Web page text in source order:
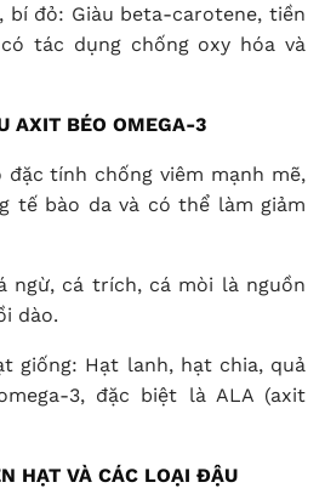
bí đỏ: Giàu beta-carotene, tiền
tác dụng chống oxy hóa và
AXIT BÉO OMEGA-3
tính chống viêm mạnh mẽ,
tế bào da và có thể làm giảm
ngừ, cá trích, cá mòi là nguồn
dào.
giống: Hạt lanh, hạt chia, quả
3, đặc biệt là ALA (axit
HẠT VÀ CÁC LOẠI ĐẬU